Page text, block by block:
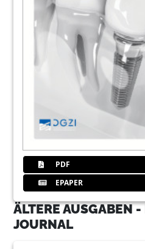
PDF
EPAPER
ÄLTERE AUSGABEN
JOURNAL